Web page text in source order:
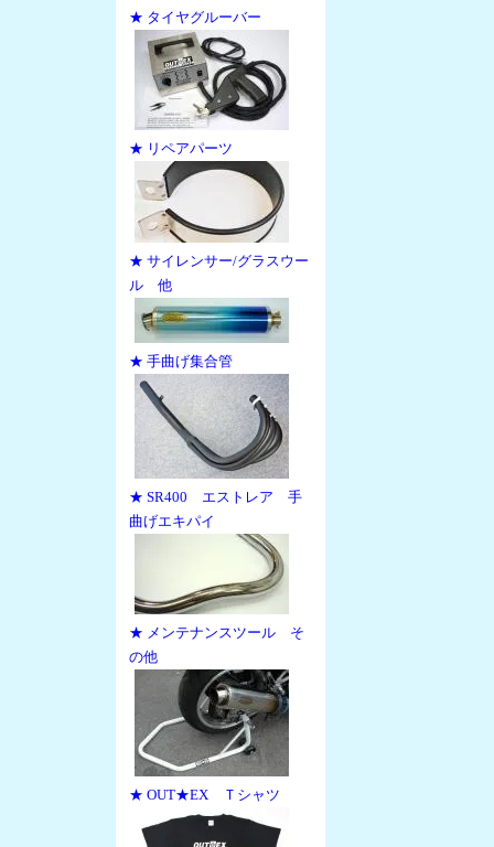
★ タイヤグルーバー
★ リペアパーツ
★ サイレンサー/グラスウー
ル 他
★ 手曲げ集合管
★ SR400 エストレア 手
曲げエキパイ
★ メンテナンスツール そ
の他
★ OUT★EX Ｔシャツ